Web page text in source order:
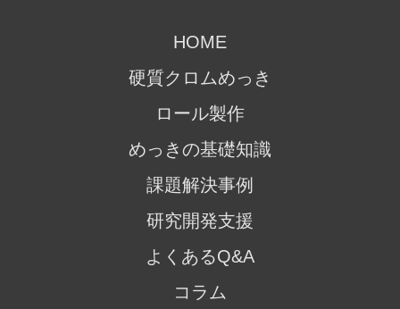
HOME
硬質クロムめっき
ロール製作
めっきの基礎知識
課題解決事例
研究開発支援
よくあるQ&A
コラム